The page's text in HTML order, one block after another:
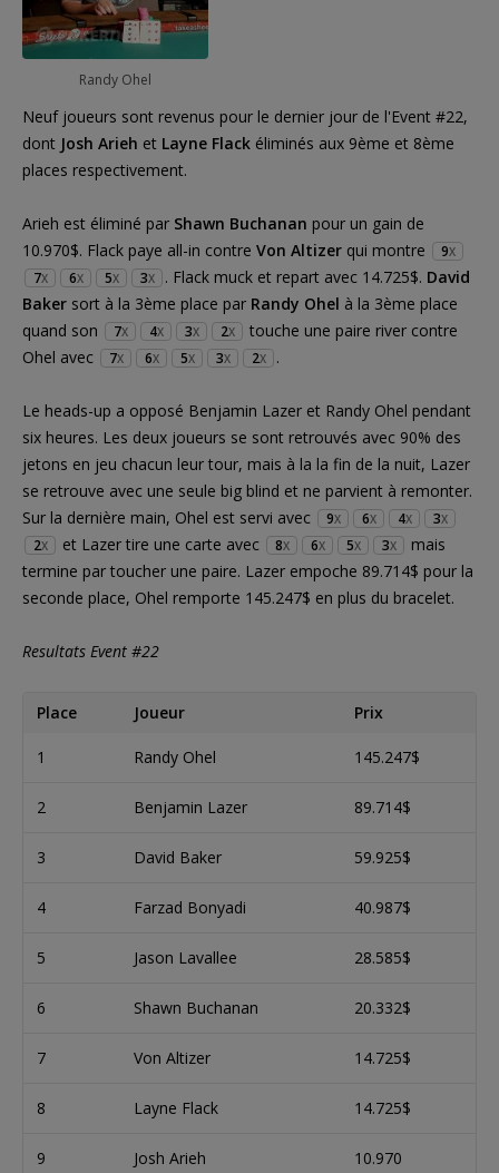
Randy Ohel
Neuf joueurs sont revenus pour le dernier jour de l'Event #22,
dont Josh Arieh et Layne Flack éliminés aux 9ème et 8ème
places respectivement.
Arieh est éliminé par Shawn Buchanan pour un gain de
10.970$. Flack paye all-in contre Von Altizer qui montre 9X
7X 6X 5X 3X . Flack muck et repart avec 14.725$. David
Baker sort à la 3ème place par Randy Ohel à la 3ème place
quand son
7X 4X 3X 2X
touche une paire river contre
Ohel avec
7X 6X 5X 3X 2X .
Le heads-up a opposé Benjamin Lazer et Randy Ohel pendant
six heures. Les deux joueurs se sont retrouvés avec 90% des
jetons en jeu chacun leur tour, mais à la la fin de la nuit, Lazer
se retrouve avec une seule big blind et ne parvient à remonter.
Sur la dernière main, Ohel est servi avec
9X 6X 4X 3X
2X et Lazer tire une carte avec 8X 6X 5X 3X
mais
termine par toucher une paire. Lazer empoche 89.714$ pour la
seconde place, Ohel remporte 145.247$ en plus du bracelet.
Resultats Event #22
Place Joueur Prix
1 Randy Ohel 145.247$
2 Benjamin Lazer 89.714$
3 David Baker 59.925$
4 Farzad Bonyadi 40.987$
5 Jason Lavallee 28.585$
6 Shawn Buchanan 20.332$
7 Von Altizer 14.725$
8 Layne Flack 14.725$
9 Josh Arieh 10.970